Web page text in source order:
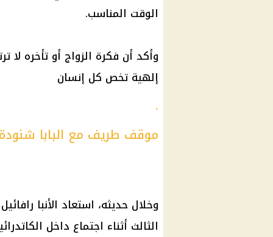
الوقت المناسب.
وأكد أن فكرة الزواج أو تأخره لا
إلهية تخص كل إنسان
.
موقف طريف مع البابا شنودة
وخلال حديثه، استعاد الأنبا
الثالث أثناء اجتماع داخل